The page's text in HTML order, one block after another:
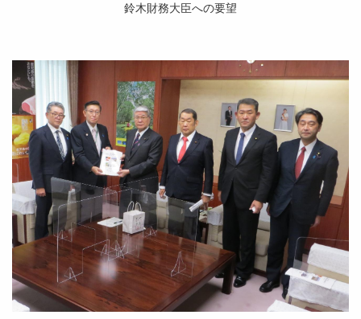
鈴木財務大臣への要望